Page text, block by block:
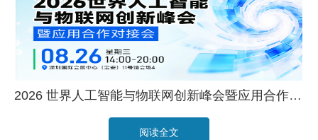
2026 世界人工智能与物联网创新峰会暨应用合作对接会
阅读全文